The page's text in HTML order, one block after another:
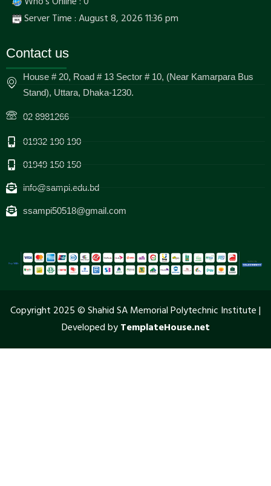
Server Time : August 8, 2026 11:36 pm
Contact us
House # 20, Road # 13 Sector # 10, (Near Kamarpara Bus
Stand), Uttara, Dhaka-1230.
02 8981266
01932 190 190
01949 150 150
info@sampi.edu.bd
ssampi50518@gmail.com
Copyright 2025 © Shahid SA Memorial Polytechnic Institute |
Developed byTemplateHouse.net